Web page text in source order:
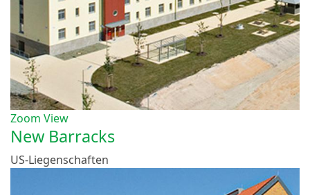
Zoom View
New Barracks
US-Liegenschaften